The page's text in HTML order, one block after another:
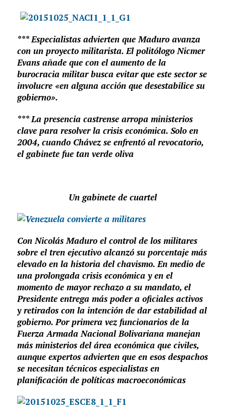
*** Especialistas advierten que Maduro avanza
con un proyecto militarista. El politólogo Nicmer
Evans añade que con el aumento de la
burocracia militar busca evitar que este sector se
involucre «en alguna acción que desestabilice su
gobierno».
*** La presencia castrense arropa ministerios
clave para resolver la crisis económica. Solo en
2004, cuando Chávez se enfrentó al revocatorio,
el gabinete fue tan verde oliva
Un gabinete de cuartel
Con Nicolás Maduro el control de los militares
sobre el tren ejecutivo alcanzó su porcentaje más
elevado en la historia del chavismo. En medio de
una prolongada crisis económica y en el
momento de mayor rechazo a su mandato, el
Presidente entrega más poder a oficiales activos
y retirados con la intención de dar estabilidad al
gobierno. Por primera vez funcionarios de la
Fuerza Armada Nacional Bolivariana manejan
más ministerios del área económica que civiles,
aunque expertos advierten que en esos despachos
se necesitan técnicos especialistas en
planificación de políticas macroeconómicas